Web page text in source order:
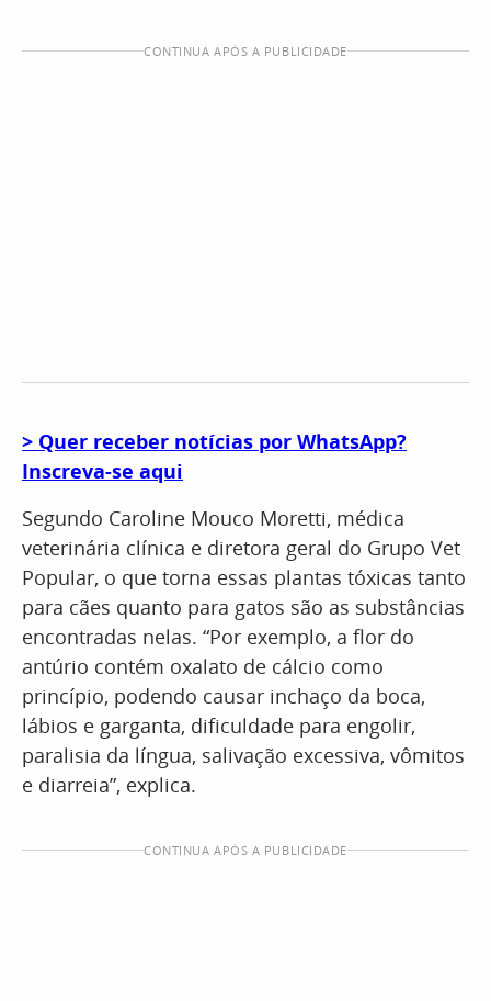
CONTINUA APÓS A PUBLICIDADE
> Quer receber notícias por WhatsApp?
Inscreva-se aqui
Segundo Caroline Mouco Moretti, médica
veterinária clínica e diretora geral do Grupo Vet
Popular, o que torna essas plantas tóxicas tanto
para cães quanto para gatos são as substâncias
encontradas nelas. “Por exemplo, a flor do
antúrio contém oxalato de cálcio como
princípio, podendo causar inchaço da boca,
lábios e garganta, dificuldade para engolir,
paralisia da língua, salivação excessiva, vômitos
e diarreia”, explica.
CONTINUA APÓS A PUBLICIDADE